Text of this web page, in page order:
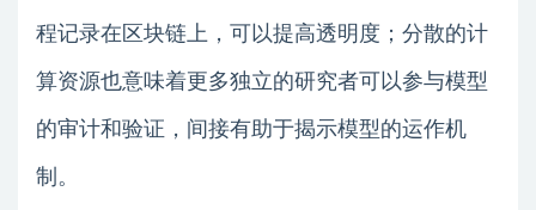
程记录在区块链上，可以提高透明度；分散的计
算资源也意味着更多独立的研究者可以参与模型
的审计和验证，间接有助于揭示模型的运作机
制。